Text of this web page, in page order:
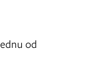
od